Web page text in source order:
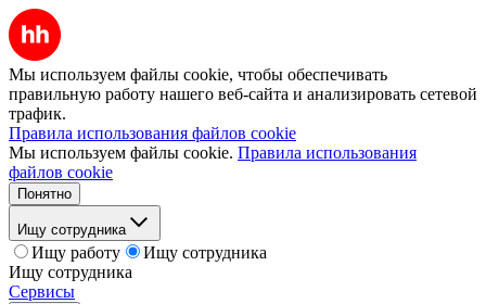
Мы используем файлы cookie, чтобы обеспечивать
правильную работу нашего веб-сайта и анализировать сетевой
трафик.
Правила использования файлов cookie
Мы используем файлы cookie. Правила использования
файлов cookie
Понятно
Ищу сотрудника
Ищу работу
Ищу сотрудника
Ищу сотрудника
Сервисы